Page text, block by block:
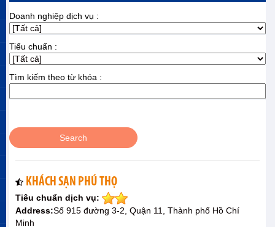
Doanh nghiệp dịch vụ :
Tiểu chuẩn :
Tìm kiếm theo từ khóa :
KHÁCH SẠN PHÚ THỌ
Tiêu chuẩn dịch vụ:
Address:Số 915 đường 3-2, Quận 11, Thành phố Hồ Chí
Minh